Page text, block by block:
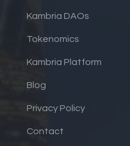
Kambria DAOs
Tokenomics
Kambria Platform
Blog
Privacy Policy
Contact